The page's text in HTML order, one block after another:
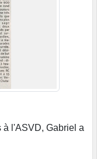
à l'ASVD, Gabriel a